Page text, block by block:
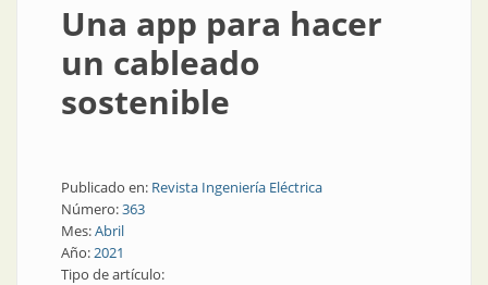
Una app para hacer
un cableado
sostenible
Publicado en: Revista Ingeniería Eléctrica
Número:363
Mes:Abril
Año:2021
Tipo de artículo: